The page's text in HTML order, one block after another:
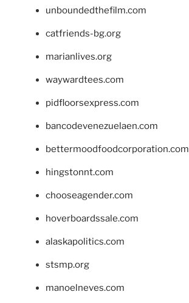
unboundedthefilm.com
catfriends-bg.org
marianlives.org
waywardtees.com
pidfloorsexpress.com
bancodevenezuelaen.com
bettermoodfoodcorporation.com
hingstonnt.com
chooseagender.com
hoverboardssale.com
alaskapolitics.com
stsmp.org
manoelneves.com